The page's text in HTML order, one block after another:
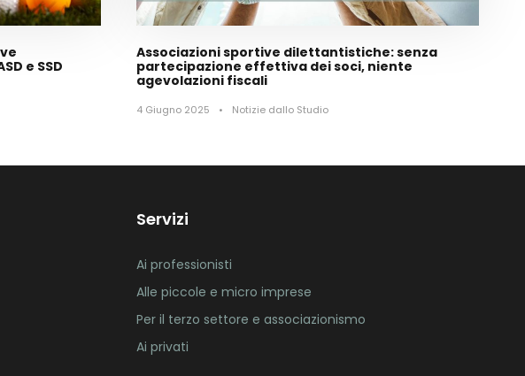
e SSD
Associazioni sportive dilettantistiche: senza
partecipazione effettiva dei soci, niente
agevolazioni fiscali
4 Giugno 2025 • Notizie dallo Studio
Servizi
Ai professionisti
Alle piccole e micro imprese
Per il terzo settore e associazionismo
Ai privati